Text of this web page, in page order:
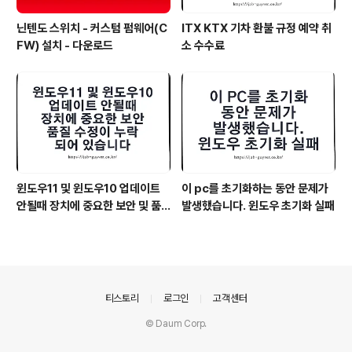
닌텐도 스위치 - 커스텀 펌웨어(C
FW) 설치 - 다운로드
ITX KTX 기차 환불 규정 예약 취
소 수수료
윈도우11 및 윈도우10 업데이트
안될때 장치에 중요한 보안 및 품
이 pc를 초기화하는 동안 문제가
발생했습니다. 윈도우 초기화 실패
티스토리 로그인 고객센터
© Daum Corp.